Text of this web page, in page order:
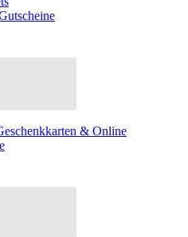
& Online